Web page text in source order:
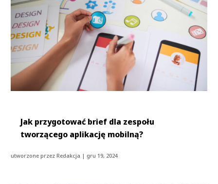
Jak przygotować brief dla zespołu
tworzącego aplikację mobilną?
utworzone przezRedakcja | gru 19, 2024